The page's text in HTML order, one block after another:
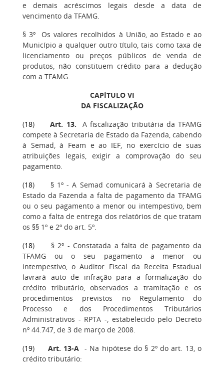
e demais acréscimos legais desde a data de
vencimento da TFAMG.
§ 3º Os valores recolhidos à União, ao Estado e ao
Município a qualquer outro título, tais como taxa de
licenciamento ou preços públicos de venda de
produtos, não constituem crédito para a dedução
com a TFAMG.
CAPÍTULO VI
DA FISCALIZAÇÃO
(18)Art. 13. A fiscalização tributária da TFAMG
compete à Secretaria de Estado da Fazenda, cabendo
à Semad, à Feam e ao IEF, no exercício de suas
atribuições legais, exigir a comprovação do seu
pagamento.
(18) § 1º - A Semad comunicará à Secretaria de
Estado da Fazenda a falta de pagamento da TFAMG
ou o seu pagamento a menor ou intempestivo, bem
como a falta de entrega dos relatórios de que tratam
os §§ 1º e 2º do art. 5º.
(18) § 2º - Constatada a falta de pagamento da
TFAMG ou o seu pagamento a menor ou
intempestivo, o Auditor Fiscal da Receita Estadual
lavrará auto de infração para a formalização do
crédito tributário, observados a tramitação e os
procedimentos previstos no Regulamento do
Processo e dos Procedimentos Tributários
Administrativos - RPTA -, estabelecido pelo Decreto
nº 44.747, de 3 de março de 2008.
(19) Art. 13-A - Na hipótese do § 2º do art. 13, o
crédito tributário: